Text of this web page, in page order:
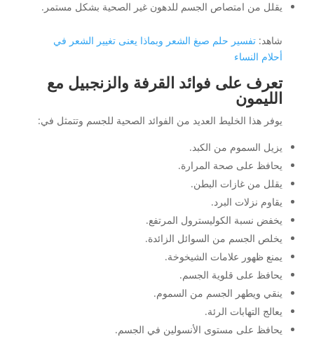
يقلل من امتصاص الجسم للدهون غير الصحية بشكل مستمر.
شاهد: تفسير حلم صبغ الشعر وبماذا يعنى تغيير الشعر في
أحلام النساء
تعرف على فوائد القرفة والزنجبيل مع
الليمون
يوفر هذا الخليط العديد من الفوائد الصحية للجسم وتتمثل في:
يزيل السموم من الكبد.
يحافظ على صحة المرارة.
يقلل من غازات البطن.
يقاوم نزلات البرد.
يخفض نسبة الكوليسترول المرتفع.
يخلص الجسم من السوائل الزائدة.
يمنع ظهور علامات الشيخوخة.
يحافظ على قلوية الجسم.
ينقي ويطهر الجسم من السموم.
يعالج التهابات الرئة.
يحافظ على مستوى الأنسولين في الجسم.